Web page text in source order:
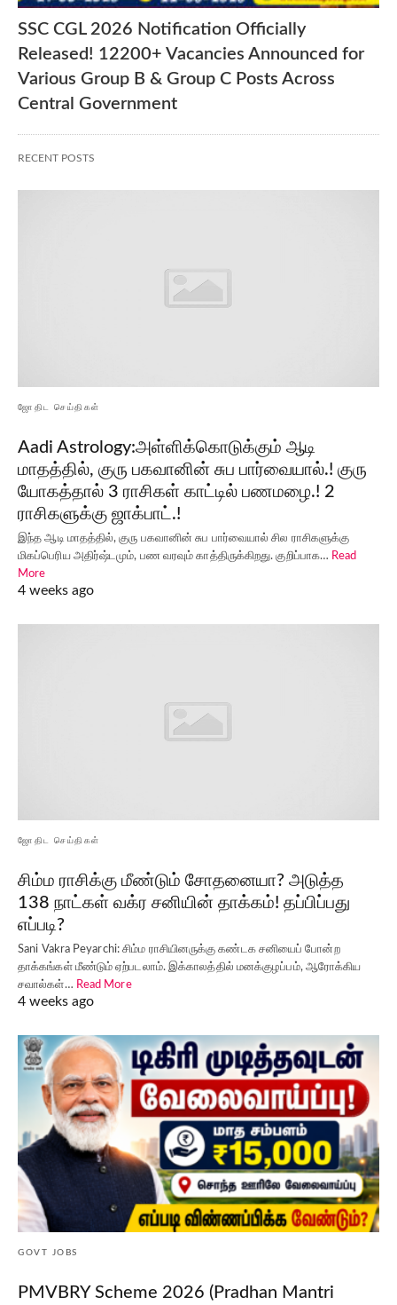
SSC CGL 2026 Notification Officially
Released! 12200+ Vacancies Announced for
Various Group B & Group C Posts Across
Central Government
RECENT POSTS
ஜோதிட செய்திகள்
Aadi Astrology:அள்ளிக்கொடுக்கும் ஆடி
மாதத்தில், குரு பகவானின் சுப பார்வையால்.! குரு
யோகத்தால் 3 ராசிகள் காட்டில் பணமழை.! 2
ராசிகளுக்கு ஜாக்பாட்.!
இந்த ஆடி மாதத்தில், குரு பகவானின் சுப பார்வையால் சில ராசிகளுக்கு
மிகப்பெரிய அதிர்ஷ்டமும், பண வரவும் காத்திருக்கிறது. குறிப்பாக… Read
More
4 weeks ago
ஜோதிட செய்திகள்
சிம்ம ராசிக்கு மீண்டும் சோதனையா? அடுத்த
138 நாட்கள் வக்ர சனியின் தாக்கம்! தப்பிப்பது
எப்படி?
Sani Vakra Peyarchi: சிம்ம ராசியினருக்கு கண்டக சனியைப் போன்ற
தாக்கங்கள் மீண்டும் ஏற்படலாம். இக்காலத்தில் மனக்குழப்பம், ஆரோக்கிய
சவால்கள்… Read More
4 weeks ago
GOVT JOBS
PMVBRY Scheme 2026 (Pradhan Mantri